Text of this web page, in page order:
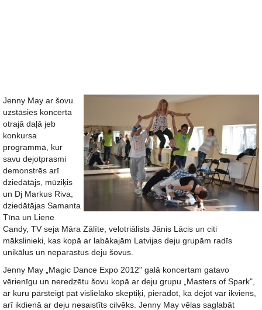
Jenny May ar šovu
uzstāsies koncerta
otrajā daļā jeb
konkursa
programmā, kur
savu dejotprasmi
demonstrēs arī
dziedātājs, mūziķis
un Dj Markus Riva,
dziedātājas Samanta
Tīna un Liene
Candy, TV seja Māra Zālīte, velotriālists Jānis Lācis un citi
mākslinieki, kas kopā ar labākajām Latvijas deju grupām radīs
unikālus un neparastus deju šovus.
Jenny May „Magic Dance Expo 2012" galā koncertam gatavo
vērienīgu un neredzētu šovu kopā ar deju grupu „Masters of Spark",
ar kuru pārsteigt pat vislielāko skeptiķi, pierādot, ka dejot var ikviens,
arī ikdienā ar deju nesaistīts cilvēks. Jenny May vēlas saglabāt